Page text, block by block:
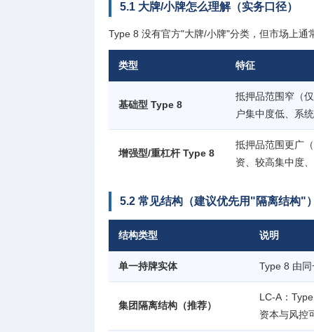
5.1 大牌/小牌怎么理解（实务口径）
Type 8 没有官方"大牌/小牌"分类，但市场上通
类型 特征
基础型 Type 8
抵押品范围窄（
户集中度低、系
增强型/重杠杆 Type 8
抵押品范围更广
资、较高集中度
5.2 常见结构（建议优先用"隔离结构"
结构类型 说明
单一持牌实体 Type 8 由
集团隔离结构（推荐）
LC-A：
资本与风控